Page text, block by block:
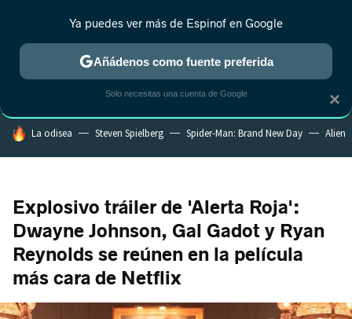
MENÚ NUEVO
ESTRENOS REALITY ANIME RANKINGS CINE
HOY SE HABLA DE
La odisea Steven Spielberg Spider-Man: Brand New Day Alien
Explosivo tráiler de 'Alerta Roja':
Dwayne Johnson, Gal Gadot y Ryan
Reynolds se reúnen en la película
más cara de Netflix
×
Ya puedes ver más de Espinof en Google
Añádenos como fuente preferida
Solo necesitas una cuenta de Google